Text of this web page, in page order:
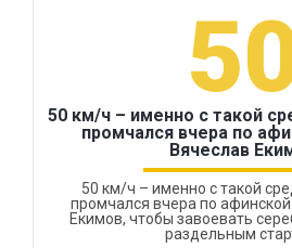
50 км/ч – именно с такой
промчался вчера по
Вячеслав
50 км/ч – именно с такой
промчался вчера по
Екимов, чтобы завоевать
раздельным